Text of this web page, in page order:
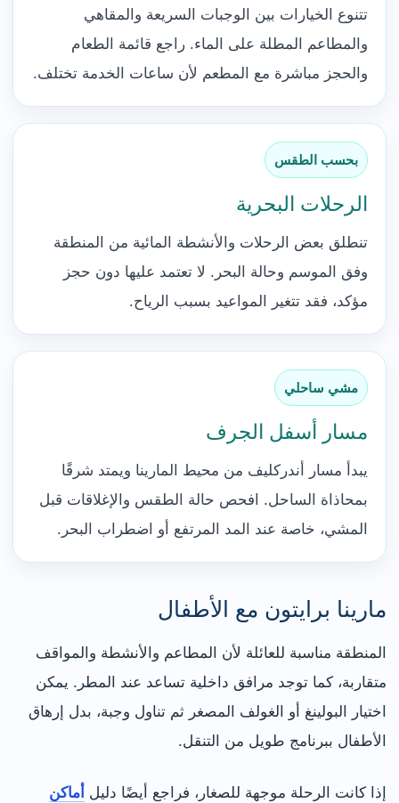
تتنوع الخيارات بين الوجبات السريعة والمقاهي
والمطاعم المطلة على الماء. راجع قائمة الطعام
والحجز مباشرة مع المطعم لأن ساعات الخدمة تختلف.
بحسب الطقس
الرحلات البحرية
تنطلق بعض الرحلات والأنشطة المائية من المنطقة
وفق الموسم وحالة البحر. لا تعتمد عليها دون حجز
مؤكد، فقد تتغير المواعيد بسبب الرياح.
مشي ساحلي
مسار أسفل الجرف
يبدأ مسار أندركليف من محيط المارينا ويمتد شرقًا
بمحاذاة الساحل. افحص حالة الطقس والإغلاقات قبل
المشي، خاصة عند المد المرتفع أو اضطراب البحر.
مارينا برايتون مع الأطفال
المنطقة مناسبة للعائلة لأن المطاعم والأنشطة والمواقف
متقاربة، كما توجد مرافق داخلية تساعد عند المطر. يمكن
اختيار البولينغ أو الغولف المصغر ثم تناول وجبة، بدل إرهاق
الأطفال ببرنامج طويل من التنقل.
إذا كانت الرحلة موجهة للصغار، فراجع أيضًا دليل أماكن